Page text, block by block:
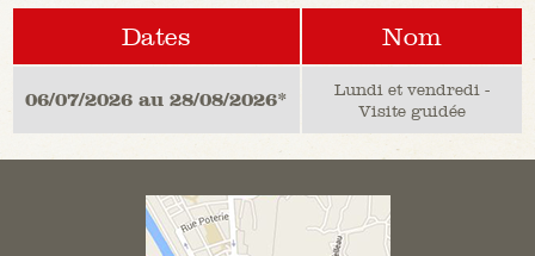
Dates Nom
06/07/2026 au 28/08/2026*
Lundi et vendredi -
Visite guidée